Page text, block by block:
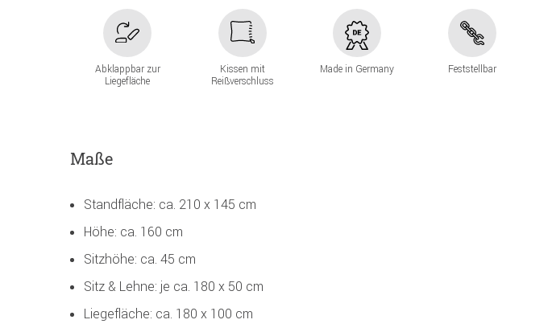
Abklappbar zur
Liegefläche
Kissen mit
Reißverschluss
Made in Germany Feststellbar
Maße
Standfläche: ca. 210 x 145 cm
Höhe: ca. 160 cm
Sitzhöhe: ca. 45 cm
Sitz & Lehne: je ca. 180 x 50 cm
Liegefläche: ca. 180 x 100 cm